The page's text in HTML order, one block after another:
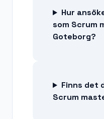
Hur
som Scrum
Goteborg?
Finns det
Scrum